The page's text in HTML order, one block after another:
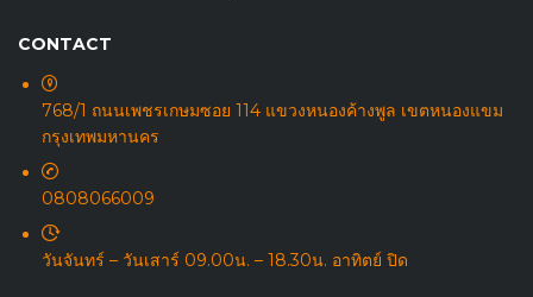
CONTACT
768/1 ถนนเพชรเกษมซอย 114 แขวงหนองค้างพูล เขตหนองแขม
กรุงเทพมหานคร
0808066009
วันจันทร์ – วันเสาร์ 09.00น. – 18.30น. อาทิตย์ ปิด